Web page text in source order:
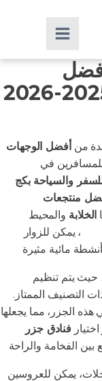
عروض رحلات السياحة 2025-2026
من أفضل الوجهات
في
والسياحة بكج
منتجعات
الخلابة والمحيط
، يمكن للزوار
حيث يتم تنظيم
التصنيف الممتاز.
هذه الجزر، مما يجعلها
فنادق جزر
يمكن للعروسين